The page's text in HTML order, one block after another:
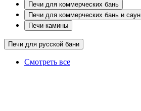
Печи для коммерческих бань
Печи для коммерческих бань и саун
Печи-камины
Печи для русской бани
Смотреть все